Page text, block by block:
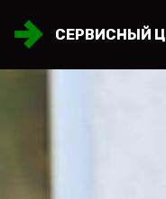
СЕРВИСНЫЙ